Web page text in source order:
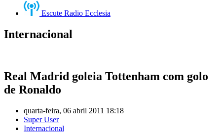
Escute Radio Ecclesia
Internacional
Real Madrid goleia Tottenham com golo
de Ronaldo
quarta-feira, 06 abril 2011 18:18
Super User
Internacional